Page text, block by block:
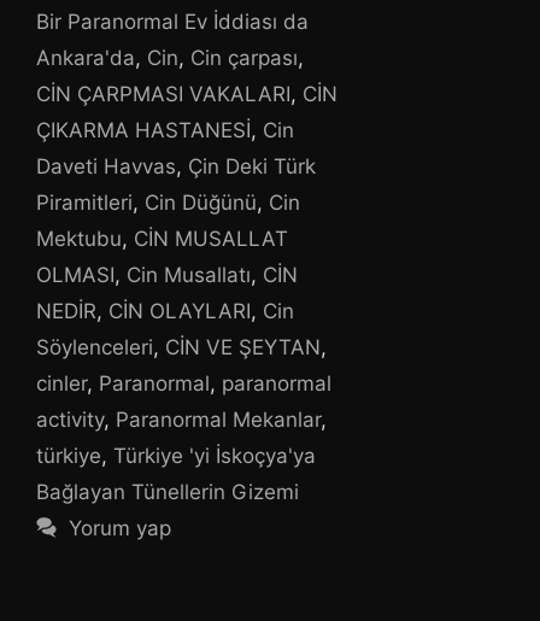
Bir Paranormal Ev İddiası da
Ankara'da, Cin, Cin çarpası,
CİN ÇARPMASI VAKALARI, CİN
ÇIKARMA HASTANESİ, Cin
Daveti Havvas, Çin Deki Türk
Piramitleri, Cin Düğünü, Cin
Mektubu, CİN MUSALLAT
OLMASI, Cin Musallatı, CİN
NEDİR, CİN OLAYLARI, Cin
Söylenceleri, CİN VE ŞEYTAN,
cinler, Paranormal, paranormal
activity, Paranormal Mekanlar,
türkiye, Türkiye 'yi İskoçya'ya
Bağlayan Tünellerin Gizemi
Yorum yap